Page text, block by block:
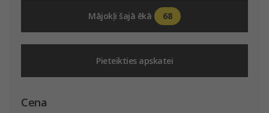
Mājokļi šajā ēkā 68
Pieteikties apskatei
Cena